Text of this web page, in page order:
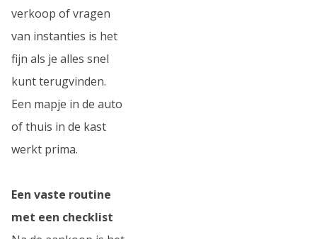
verkoop of vragen
van instanties is het
fijn als je alles snel
kunt terugvinden.
Een mapje in de auto
of thuis in de kast
werkt prima.
Een vaste routine
met een checklist